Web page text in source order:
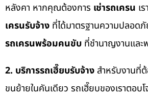
หลังคา หากคุณต้องการ เช่ารถเครน เ
เครนรับจ้าง ที่ได้มาตรฐานความปลอด
รถเครนพร้อมคนขับ ที่ชำนาญงานแล
2. บริการรถเฮี๊ยบรับจ้าง สำหรับงานที่
ขนย้ายในคันเดียว รถเฮี๊ยบของเราตอบ